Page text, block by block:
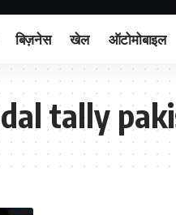
बिज़नेस खेल ऑटोमोबाइल
tally